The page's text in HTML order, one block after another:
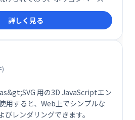
ることで、滑らかな3Dモデルを作
ら上級者まで幅広く利用でき
なツールです。
詳しく見る
)
用の3D JavaScriptエン
用すると、Web上でシンプルな
びレンダリングできます。